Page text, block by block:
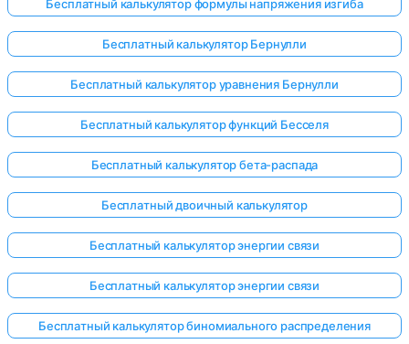
Бесплатный калькулятор формулы напряжения изгиба
Бесплатный калькулятор Бернулли
Бесплатный калькулятор уравнения Бернулли
Бесплатный калькулятор функций Бесселя
Бесплатный калькулятор бета-распада
Бесплатный двоичный калькулятор
Бесплатный калькулятор энергии связи
Бесплатный калькулятор энергии связи
Бесплатный калькулятор биномиального распределения